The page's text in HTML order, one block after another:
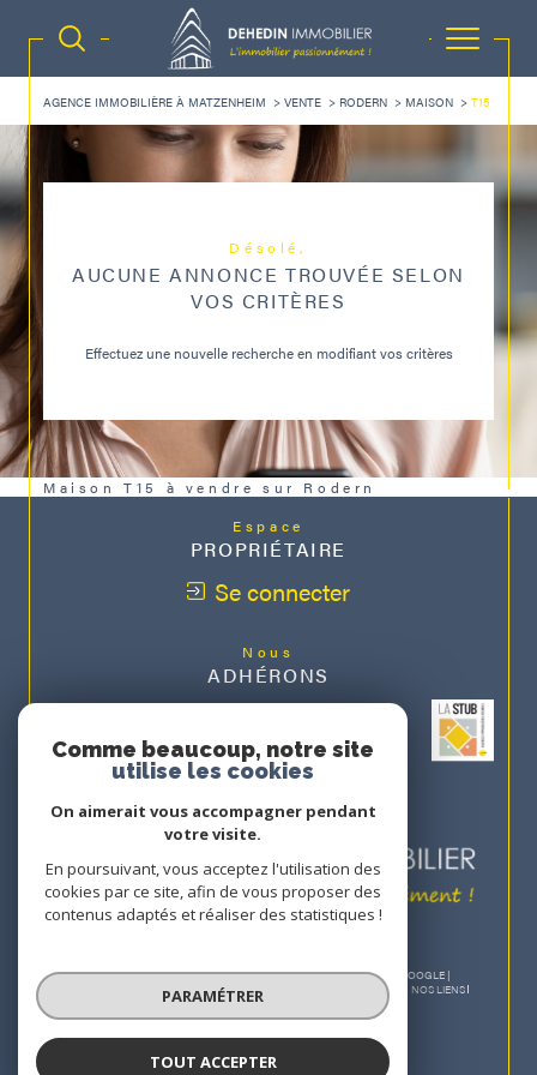
AGENCE IMMOBILIÈRE À MATZENHEIM VENTE RODERN MAISON T15
Désolé,
AUCUNE ANNONCE TROUVÉE SELON
VOS CRITÈRES
Effectuez une nouvelle recherche en modifiant vos critères
Maison T15 à vendre sur Rodern
Espace
PROPRIÉTAIRE
Se connecter
Nous
ADHÉRONS
© 2026 | TOUS DROITS RÉSERVÉS | TRADUCTION POWERED BY GOOGLE |
NOS HONORAIRES
PLAN DU SITE MENTIONS LÉGALES ADMIN
NOS LIENS
POLITIQUE RGPD
Comme beaucoup, notre site
utilise les cookies
On aimerait vous accompagner pendant
votre visite.
En poursuivant, vous acceptez l'utilisation des
cookies par ce site, afin de vous proposer des
contenus adaptés et réaliser des statistiques !
PARAMÉTRER
TOUT ACCEPTER